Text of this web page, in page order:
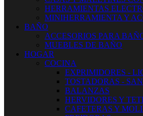
HERRAMIENTAS
MINIHERRAMIENTA Y
BAÑO
ACCESORIOS PARA
MUEBLES DE BAÑO
HOGAR
COCINA
EXPRIMIDORES -
TOSTADORAS -
BALANZAS
HERVIDORES Y
CAFETERAS Y